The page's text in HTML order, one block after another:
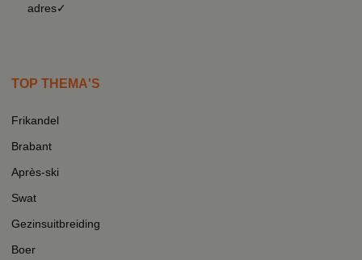
adres✓
TOP THEMA'S
Frikandel
Brabant
Après-ski
Swat
Gezinsuitbreiding
Boer